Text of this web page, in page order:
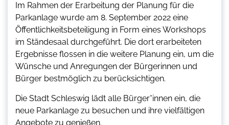
Im Rahmen der Erarbeitung der Planung für die
Parkanlage wurde am 8. September 2022 eine
Öffentlichkeitsbeteiligung in Form eines Workshops
im Ständesaal durchgeführt. Die dort erarbeiteten
Ergebnisse flossen in die weitere Planung ein, um die
Wünsche und Anregungen der Bürgerinnen und
Bürger bestmöglich zu berücksichtigen.
Die Stadt Schleswig lädt alle Bürger*innen ein, die
neue Parkanlage zu besuchen und ihre vielfältigen
Angebote zu genießen.